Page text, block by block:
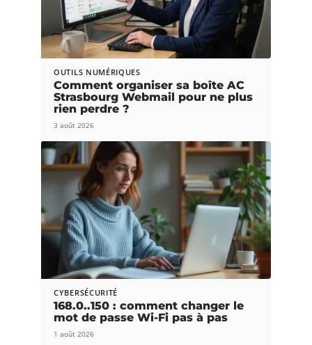
OUTILS NUMÉRIQUES
Comment organiser sa boîte AC
Strasbourg Webmail pour ne plus
rien perdre ?
3 août 2026
CYBERSÉCURITÉ
168.0..150 : comment changer le
mot de passe Wi-Fi pas à pas
1 août 2026